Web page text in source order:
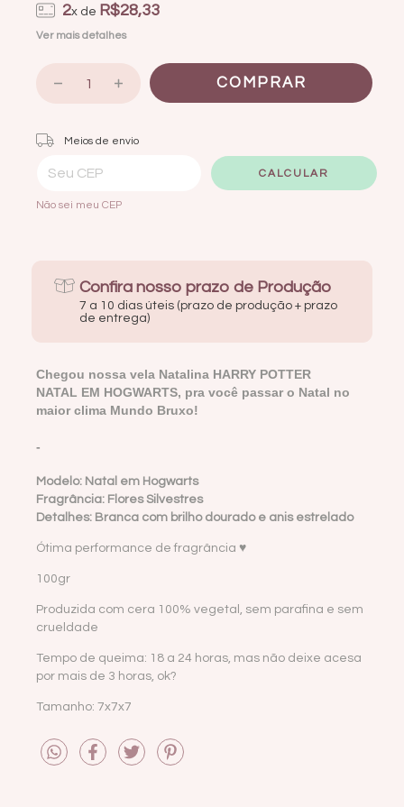
2x de R$28,33
Ver mais detalhes
Entregas para o CEP:
Meios de envio
CALCULAR
Não sei meu CEP
Confira nosso prazo de Produção
7 a 10 dias úteis (prazo de produção + prazo
de entrega)
Chegou nossa vela Natalina HARRY POTTER
NATAL EM HOGWARTS, pra você passar o Natal no
maior clima Mundo Bruxo!
-
Modelo: Natal em Hogwarts
Fragrância: Flores Silvestres
Detalhes: Branca com brilho dourado e anis estrelado
Ótima performance de fragrância ♥
100gr
Produzida com cera 100% vegetal, sem parafina e sem
crueldade
Tempo de queima: 18 a 24 horas, mas não deixe acesa
por mais de 3 horas, ok?
Tamanho: 7x7x7